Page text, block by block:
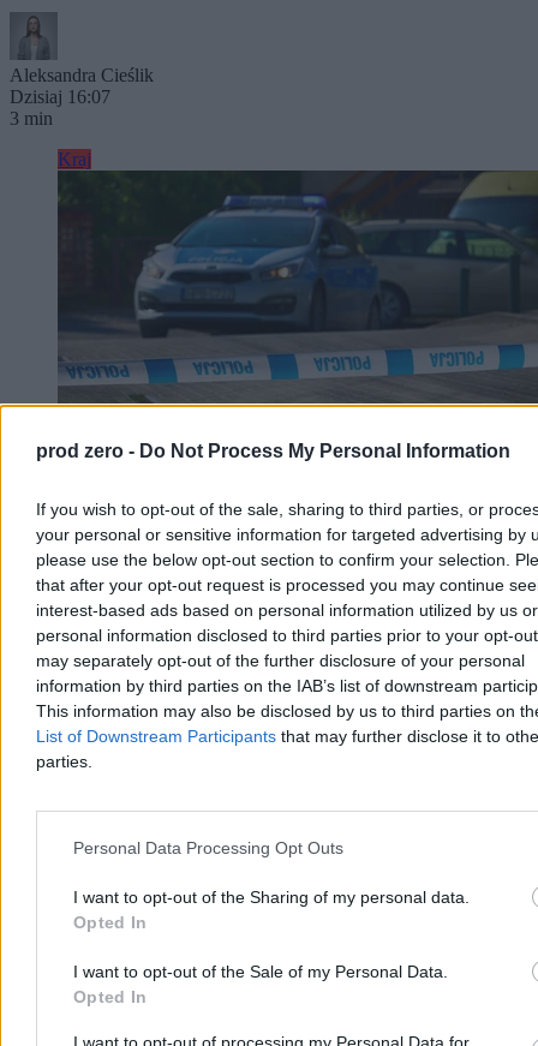
prod zero - Do Not Process My Personal Information
If you wish to opt-out of the sale, sharing to third parties, or
your personal or sensitive information for targeted advertising by
please use the below opt-out section to confirm your selection.
that after your opt-out request is processed you may continue
interest-based ads based on personal information utilized by us or
personal information disclosed to third parties prior to your opt-
may separately opt-out of the further disclosure of your personal
information by third parties on the IAB’s list of downstream
This information may also be disclosed by us to third parties on
List of Downstream Participants that may further disclose it to
parties.
Personal Data Processing Opt Outs
I want to opt-out of the Sharing of my personal data.
Opted In
I want to opt-out of the Sale of my Personal Data.
Opted In
I want to opt-out of processing my Personal Data for
Aleksandra Cieślik
Dzisiaj 16:07
3 min
Kraj
Dwaj bracia topili się w zbiorniku. Stan jednego z
nich jest krytyczny
Śledczy wyjaśniają okoliczności sobotniego wypadku przy ul.
Komuny Paryskiej w Szczecinie, gdzie w zbiorniku
przeciwpożarowym topili się dwaj chłopcy w wieku 9 i 11 lat.
Dzięki natychmiastowej akcji ratunkowej żyją, lecz stan jednego z
nich jest krytyczny.
Dzisiaj 13:49
Reklama